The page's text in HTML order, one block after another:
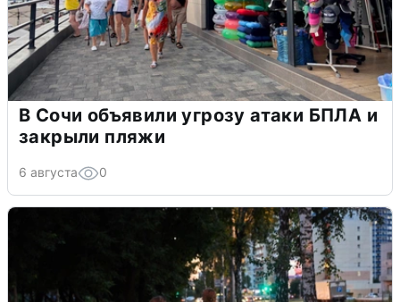
В Сочи объявили угрозу атаки БПЛА и
закрыли пляжи
6 августа 0